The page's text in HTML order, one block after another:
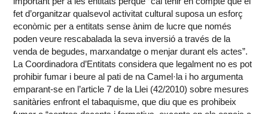
fet d’organitzar qualsevol activitat cultural suposa un esforç
econòmic per a entitats sense ànim de lucre que només
poden veure rescabalada la seva inversió a través de la
venda de begudes, marxandatge o menjar durant els actes”.
La Coordinadora d’Entitats considera que legalment no es pot
prohibir fumar i beure al pati de na Camel·la i ho argumenta
emparant-se en l’article 7 de la Llei (42/2010) sobre mesures
sanitàries enfront el tabaquisme, que diu que es prohibeix